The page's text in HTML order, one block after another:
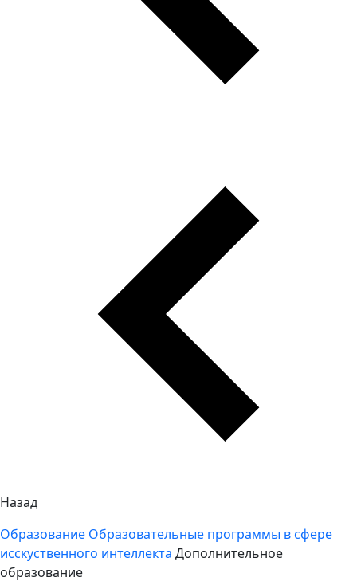
Назад
Образование Образовательные программы в сфере
исскуственного интеллекта Дополнительное
образование